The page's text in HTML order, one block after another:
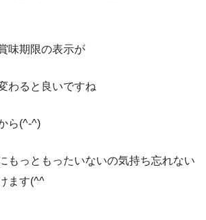
味期限の表示が
わると良いですね
ら(^-^)
もっともったいないの気持ち忘れない
ます(^^ゞ